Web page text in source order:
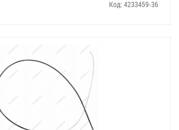
Код: 4233459-36